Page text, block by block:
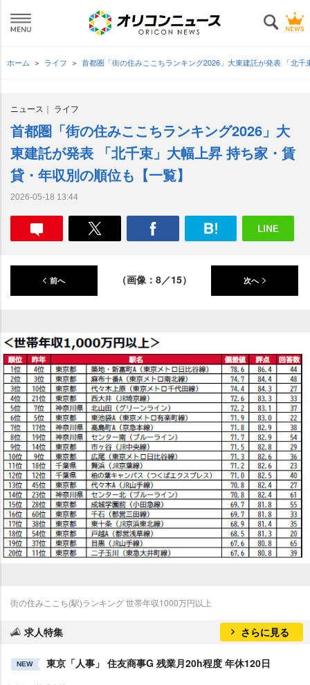
ホーム ライフ 首都圏「街の住みここちランキング2026」大東建託が発表 「北
ニュース ライフ
首都圏「街の住みここちランキング2026」大
東建託が発表 「北千束」大幅上昇 持ち家・賃
貸・年収別の順位も【一覧】
2026-05-18 13:44
前へ （画像：8／15） 次へ
街の住みここち(駅)ランキング 世帯年収1000万円以上
求人特集 さらに見る
NEW 東京「人事」 住友商事G 残業月20h程度 年休120日